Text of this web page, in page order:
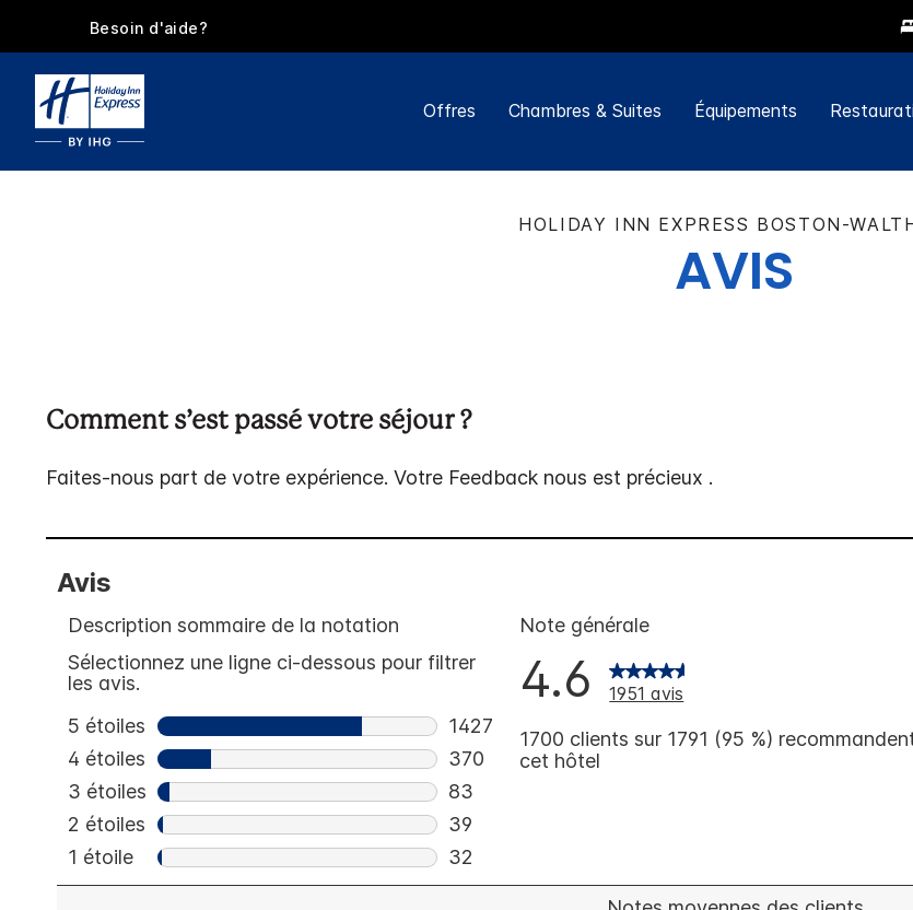
Besoin d'aide?
Offres Chambres & Suites Équipements
HOLIDAY INN EXPRESS BOSTON-
AVIS
Comment s’est passé votre séjour ?
Faites-nous part de votre expérience. Votre Feedback nous est précieux .